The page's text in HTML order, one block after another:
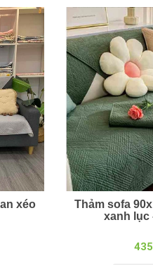
xéo
Thảm sofa
xanh lục